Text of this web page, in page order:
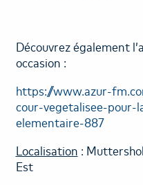
Découvrez également
occasion :
https://www.azur-
cour-vegetalisee-
elementaire-887
Localisation :
Est